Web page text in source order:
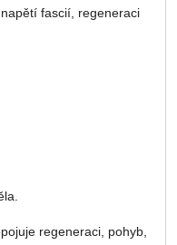
fascií, regeneraci
regeneraci, pohyb,